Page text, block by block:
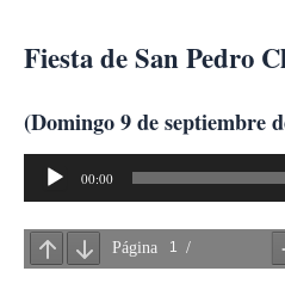
contenido
Fiesta de San Pedro
(Domingo 9 de septiembre
Reproductor
audio
00:00